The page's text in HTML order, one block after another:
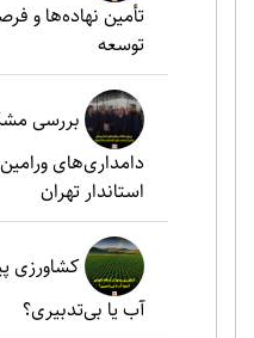
تأمین نهاده‌ها و
توسعه
بررسی
دامداری‌های
استاندار تهران
کشاورزی
آب یا بی‌تدبیری؟